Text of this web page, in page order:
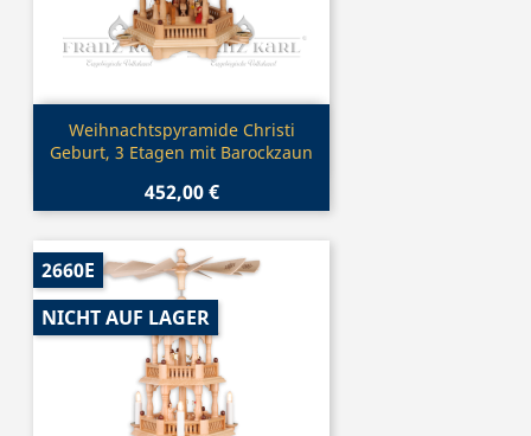
Vorschau
Weihnachtspyramide Christi
Geburt, 3 Etagen mit Barockzaun
452,00 €
2660E
NICHT AUF LAGER